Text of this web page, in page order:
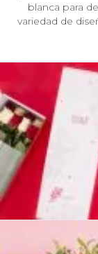
blanca para
variedad de